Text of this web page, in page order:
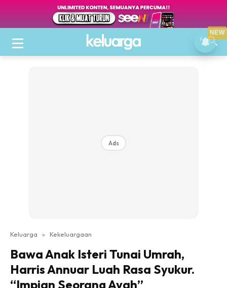
Ads
Keluarga » Kekeluargaan
Bawa Anak Isteri Tunai Umrah,
Harris Annuar Luah Rasa Syukur.
“Impian Seorang Ayah”
NEW